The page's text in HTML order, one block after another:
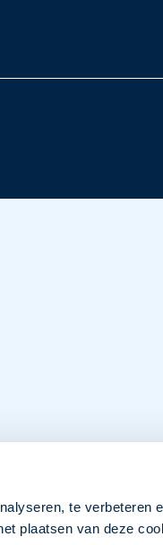
te verbeteren
plaatsen van deze